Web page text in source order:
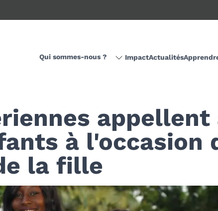
Qui sommes-nous ? ImpactActualités
à l'occasion
la fille